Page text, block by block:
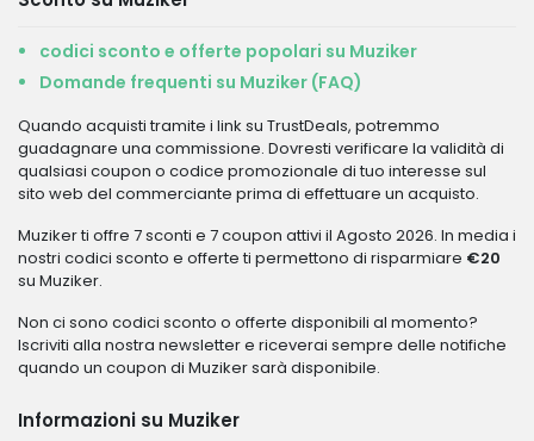
codici sconto e offerte popolari su Muziker
Domande frequenti su Muziker (FAQ)
Quando acquisti tramite i link su TrustDeals, potremmo
guadagnare una commissione. Dovresti verificare la validità di
qualsiasi coupon o codice promozionale di tuo interesse sul
sito web del commerciante prima di effettuare un acquisto.
Muziker ti offre 7 sconti e 7 coupon attivi il Agosto 2026. In media i
nostri codici sconto e offerte ti permettono di risparmiare €20
su Muziker.
Non ci sono codici sconto o offerte disponibili al momento?
Iscriviti alla nostra newsletter e riceverai sempre delle notifiche
quando un coupon di Muziker sarà disponibile.
Informazioni su Muziker